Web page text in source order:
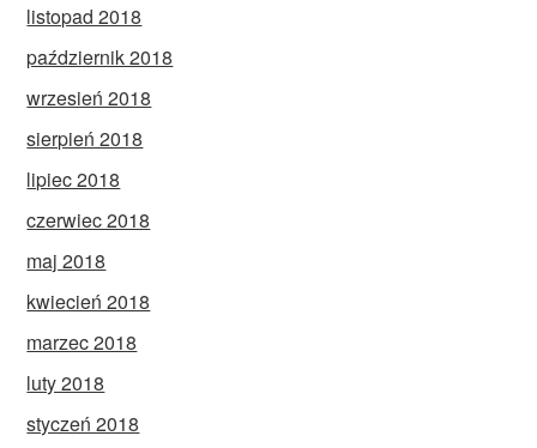
listopad 2018
październik 2018
wrzesień 2018
sierpień 2018
lipiec 2018
czerwiec 2018
maj 2018
kwiecień 2018
marzec 2018
luty 2018
styczeń 2018